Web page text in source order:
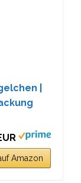
|
Amazon